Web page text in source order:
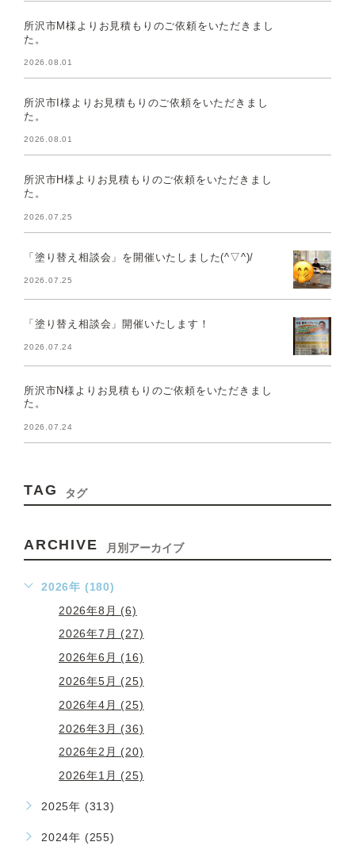
所沢市M様よりお見積もりのご依頼をいただきまし
た。
2026.08.01
所沢市I様よりお見積もりのご依頼をいただきまし
た。
2026.08.01
所沢市H様よりお見積もりのご依頼をいただきまし
た。
2026.07.25
「塗り替え相談会」を開催いたしました(^▽^)/
2026.07.25
「塗り替え相談会」開催いたします！
2026.07.24
所沢市N様よりお見積もりのご依頼をいただきまし
た。
2026.07.24
TAG タグ
ARCHIVE 月別アーカイブ
2026年 (180)
2026年8月 (6)
2026年7月 (27)
2026年6月 (16)
2026年5月 (25)
2026年4月 (25)
2026年3月 (36)
2026年2月 (20)
2026年1月 (25)
2025年 (313)
2024年 (255)